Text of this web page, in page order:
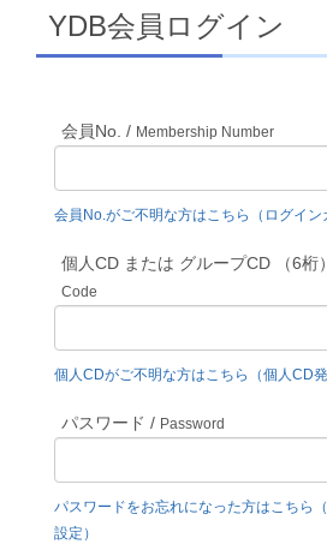
YDB会員ログイン
会員No. / Membership Number
会員No.がご不明な方はこちら（ログイ
個人CD または グループCD （6桁
Code
個人CDがご不明な方はこちら（個人CD発
パスワード / Password
パスワードをお忘れになった方はこちら
設定）